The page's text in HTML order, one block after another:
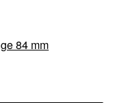
84 mm